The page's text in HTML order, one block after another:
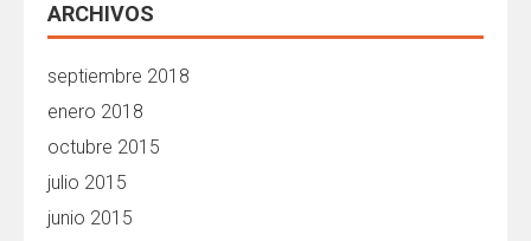
ARCHIVOS
septiembre 2018
enero 2018
octubre 2015
julio 2015
junio 2015